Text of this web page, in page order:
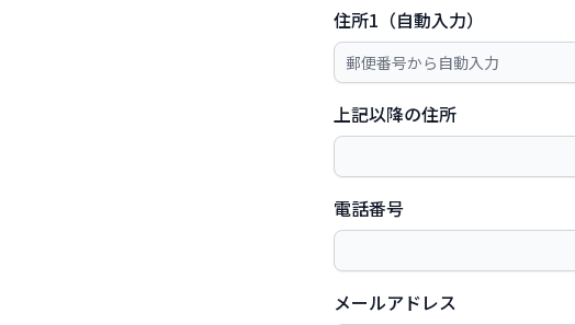
住所1（自動入力）
上記以降の住所
電話番号
メールアドレス